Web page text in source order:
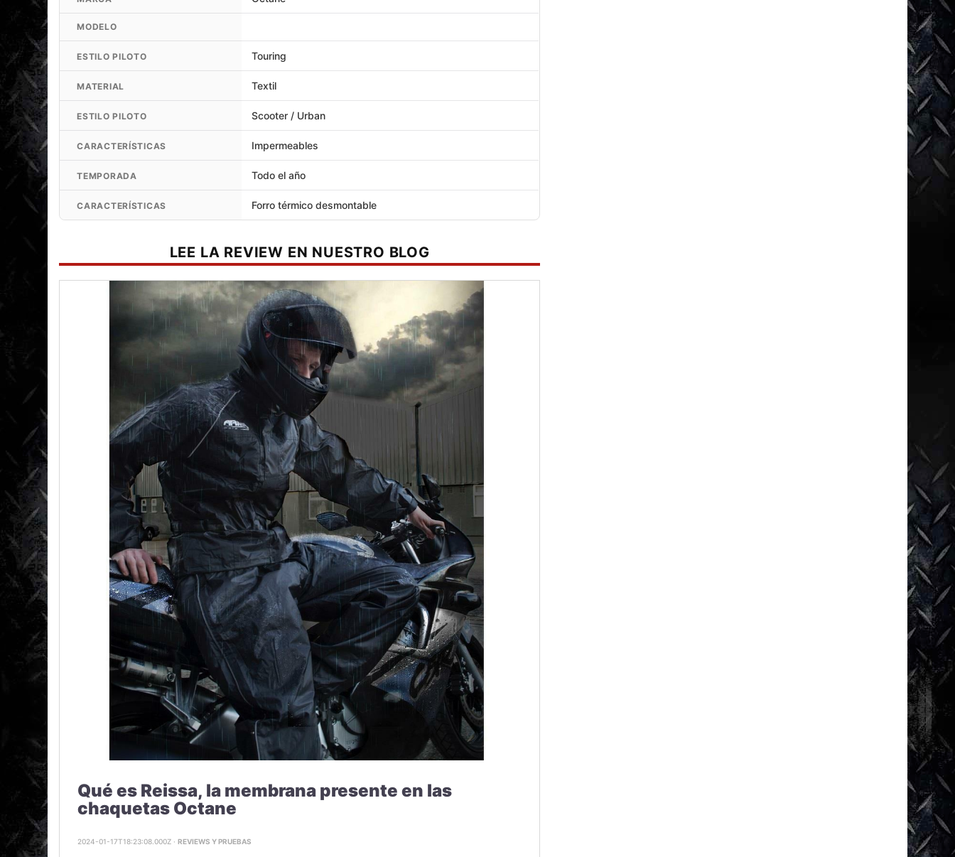
MODELO
ESTILO PILOTO Touring
MATERIAL Textil
ESTILO PILOTO Scooter / Urban
CARACTERÍSTICAS Impermeables
TEMPORADA Todo el año
CARACTERÍSTICAS Forro térmico desmontable
LEE LA REVIEW EN NUESTRO BLOG
Qué es Reissa, la membrana presente en las
chaquetas Octane
2024-01-17T18:23:08.000Z ·REVIEWS Y PRUEBAS